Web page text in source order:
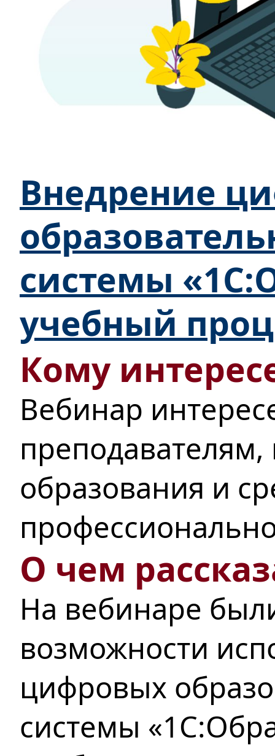
Внедрение
системы
учебный
Кому
Вебинар
образования и
О чем
На вебинаре
возможности
цифровых
системы